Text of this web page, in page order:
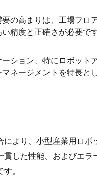
の高まりは、工場フ
精度と正確さが必要です
ション、特にロボッ
ネージメントを特長
より、小型産業用ロ
した性能、およびエラ
。